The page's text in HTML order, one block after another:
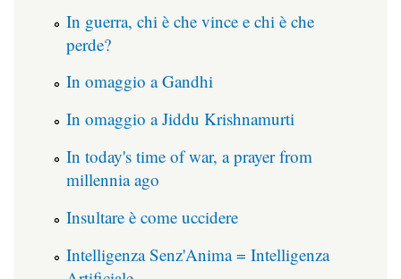
In guerra, chi è che vince e chi è che
perde?
In omaggio a Gandhi
In omaggio a Jiddu Krishnamurti
In today's time of war, a prayer from
millennia ago
Insultare è come uccidere
Intelligenza Senz'Anima = Intelligenza